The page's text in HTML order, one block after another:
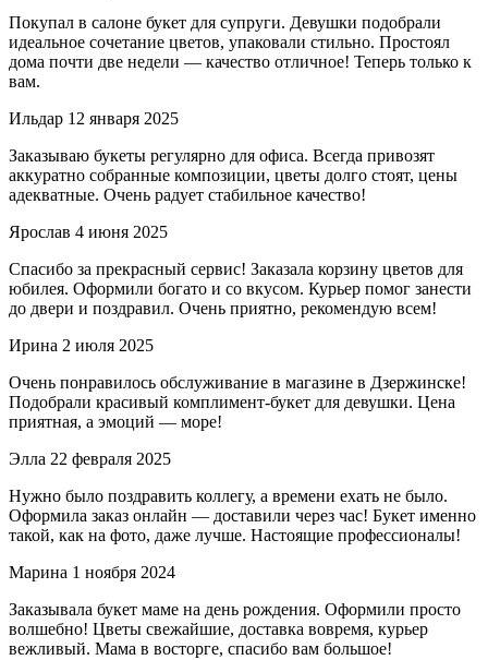
Покупал в салоне букет для супруги. Девушки подобрали
идеальное сочетание цветов, упаковали стильно. Простоял
дома почти две недели — качество отличное! Теперь только к
вам.
Ильдар 12 января 2025
Заказываю букеты регулярно для офиса. Всегда привозят
аккуратно собранные композиции, цветы долго стоят, цены
адекватные. Очень радует стабильное качество!
Ярослав 4 июня 2025
Спасибо за прекрасный сервис! Заказала корзину цветов для
юбилея. Оформили богато и со вкусом. Курьер помог занести
до двери и поздравил. Очень приятно, рекомендую всем!
Ирина 2 июля 2025
Очень понравилось обслуживание в магазине в Дзержинске!
Подобрали красивый комплимент-букет для девушки. Цена
приятная, а эмоций — море!
Элла 22 февраля 2025
Нужно было поздравить коллегу, а времени ехать не было.
Оформила заказ онлайн — доставили через час! Букет именно
такой, как на фото, даже лучше. Настоящие профессионалы!
Марина 1 ноября 2024
Заказывала букет маме на день рождения. Оформили просто
волшебно! Цветы свежайшие, доставка вовремя, курьер
вежливый. Мама в восторге, спасибо вам большое!